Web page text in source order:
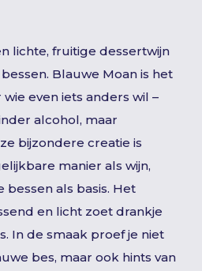
lichte, fruitige dessertwijn
Blauwe Moan is het
even iets anders wil –
alcohol, maar
bijzondere creatie is
manier als wijn,
als basis. Het
en licht zoet drankje
In de smaak proef je niet
bes, maar ook hints van